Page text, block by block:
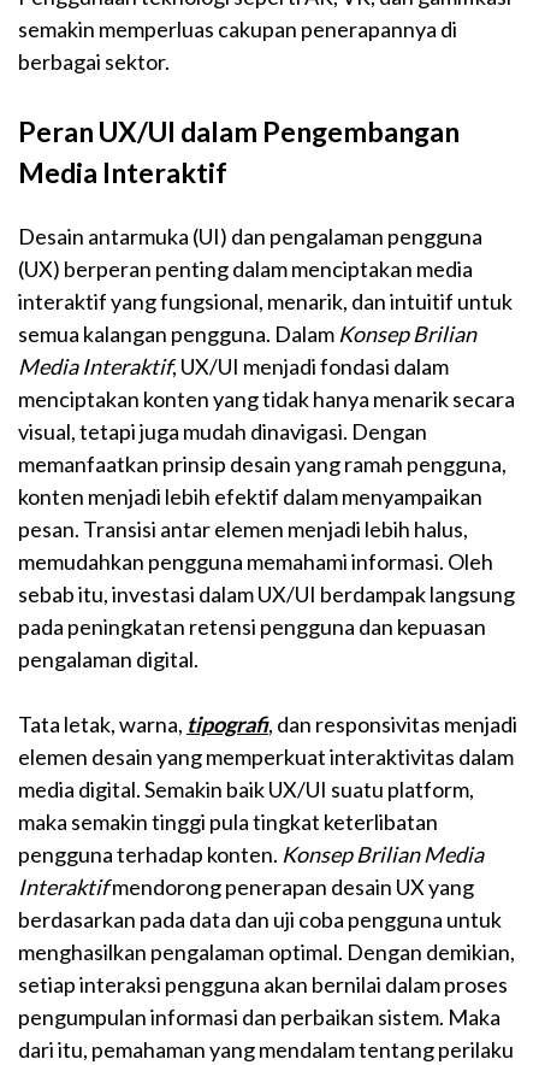
semakin memperluas cakupan penerapannya di
berbagai sektor.
Peran UX/UI dalam Pengembangan
Media Interaktif
Desain antarmuka (UI) dan pengalaman pengguna
(UX) berperan penting dalam menciptakan media
interaktif yang fungsional, menarik, dan intuitif untuk
semua kalangan pengguna. Dalam Konsep Brilian
Media Interaktif, UX/UI menjadi fondasi dalam
menciptakan konten yang tidak hanya menarik secara
visual, tetapi juga mudah dinavigasi. Dengan
memanfaatkan prinsip desain yang ramah pengguna,
konten menjadi lebih efektif dalam menyampaikan
pesan. Transisi antar elemen menjadi lebih halus,
memudahkan pengguna memahami informasi. Oleh
sebab itu, investasi dalam UX/UI berdampak langsung
pada peningkatan retensi pengguna dan kepuasan
pengalaman digital.
Tata letak, warna, tipografi, dan responsivitas menjadi
elemen desain yang memperkuat interaktivitas dalam
media digital. Semakin baik UX/UI suatu platform,
maka semakin tinggi pula tingkat keterlibatan
pengguna terhadap konten. Konsep Brilian Media
Interaktifmendorong penerapan desain UX yang
berdasarkan pada data dan uji coba pengguna untuk
menghasilkan pengalaman optimal. Dengan demikian,
setiap interaksi pengguna akan bernilai dalam proses
pengumpulan informasi dan perbaikan sistem. Maka
dari itu, pemahaman yang mendalam tentang perilaku